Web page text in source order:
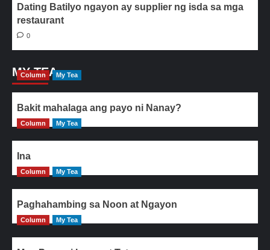
Dating Batilyo ngayon ay supplier ng isda sa mga
restaurant
0
MY TEA
Column My Tea
Bakit mahalaga ang payo ni Nanay?
Column My Tea
Ina
Column My Tea
Paghahambing sa Noon at Ngayon
Column My Tea